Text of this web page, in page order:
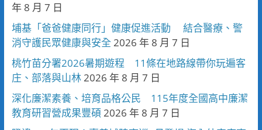
年 8 月 7 日
埔基「爸爸健康同行」健康促進活動 結合醫療、警
消守護民眾健康與安全 2026 年 8 月 7 日
桃竹苗分署2026暑期遊程 11條在地路線帶你玩遍客
庄、部落與山林2026 年 8 月 7 日
深化廉潔素養、培育品格公民 115年度全國高中廉潔
教育研習營成果豐碩 2026 年 8 月 7 日